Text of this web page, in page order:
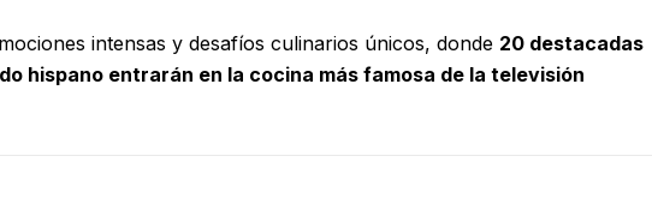
intensas y desafíos culinarios únicos, donde 20 destacadas
hispano entrarán en la cocina más famosa de la televisión